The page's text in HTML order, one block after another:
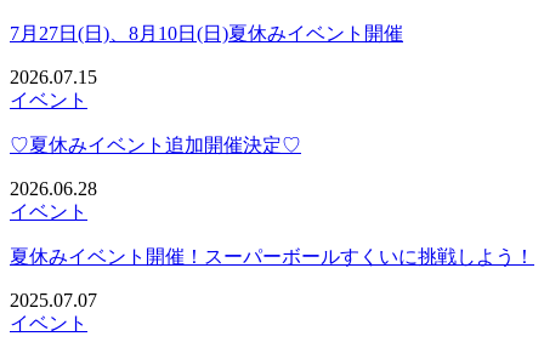
7月27日(日)、8月10日(日)夏休みイベント開催
2026.07.15
イベント
♡夏休みイベント追加開催決定♡
2026.06.28
イベント
夏休みイベント開催！スーパーボールすくいに挑戦しよう！
2025.07.07
イベント